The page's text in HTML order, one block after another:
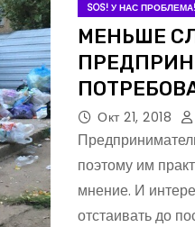
SOS! У НАС ПРОБЛЕМА!
МЕНЬШЕ
ВОПРОСЕ
Окт 21, 2018
поэтому им
мнение. И
отстаивать до